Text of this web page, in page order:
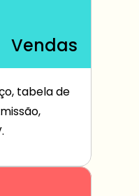
Vendas
tabela de